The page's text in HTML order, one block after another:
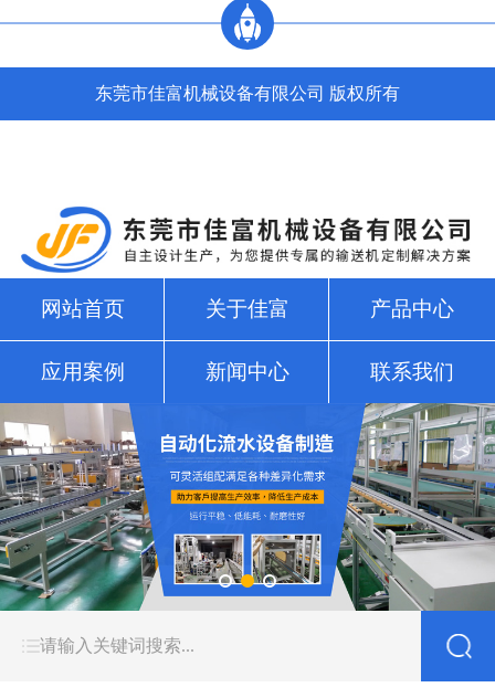
东莞市佳富机械设备有限公司 版权所有
网站首页 关于佳富 产品中心
应用案例 新闻中心 联系我们